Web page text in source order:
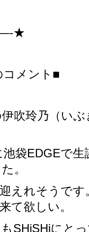
★
コメント■
吹玲乃（い
池袋EDGEで
。
えれそうです
て欲しい。
SHiSHiにと